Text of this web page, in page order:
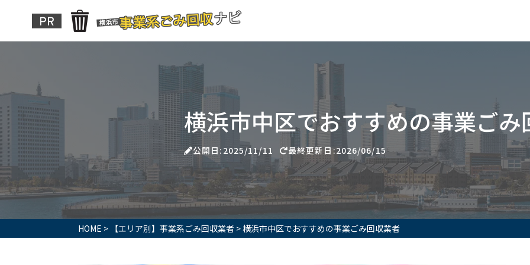
横浜市中区でおすすめの事業ごみ
公開日:2025/11/11 最終更新日:2026/06/15
HOME > 【エリア別】事業系ごみ回収業者 >横浜市中区でおすすめの事業ごみ回収業者